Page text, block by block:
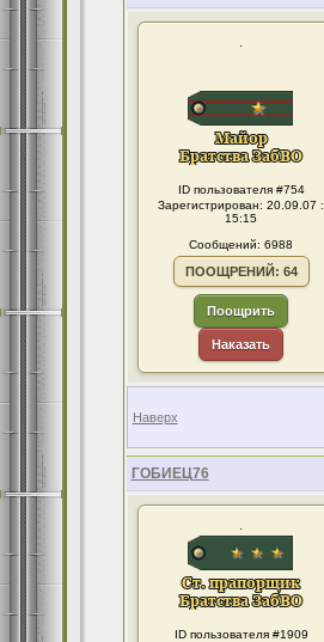
.
ID пользователя #754
Зарегистрирован: 20.09.07 :
15:15
Сообщений: 6988
ПООЩРЕНИЙ: 64
Поощрить
Наказать
Наверх
ГОБИЕЦ76
.
ID пользователя #1909